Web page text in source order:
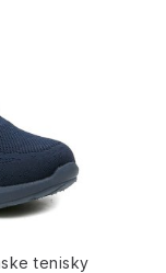
tenisky